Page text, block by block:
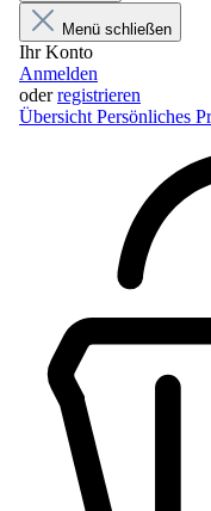
Menü schließen
Ihr Konto
Anmelden
oderregistrieren
Übersicht Persönliches